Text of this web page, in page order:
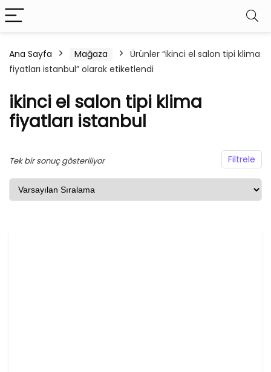
Ana Sayfa Mağaza
Ürünler “ikinci el salon tipi klima
fiyatları istanbul” olarak etiketlendi
ikinci el salon tipi klima
fiyatları istanbul
Filtrele
Tek bir sonuç gösteriliyor